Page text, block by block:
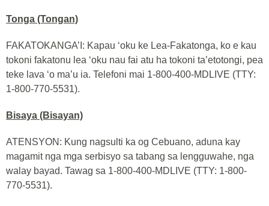
Tonga (Tongan)
FAKATOKANGA’I: Kapau ‘oku ke Lea-Fakatonga, ko e kau
tokoni fakatonu lea ‘oku nau fai atu ha tokoni ta’etotongi, pea
teke lava ‘o ma’u ia. Telefoni mai 1-800-400-MDLIVE (TTY:
1-800-770-5531).
Bisaya (Bisayan)
ATENSYON: Kung nagsulti ka og Cebuano, aduna kay
magamit nga mga serbisyo sa tabang sa lengguwahe, nga
walay bayad. Tawag sa 1-800-400-MDLIVE (TTY: 1-800-
770-5531).